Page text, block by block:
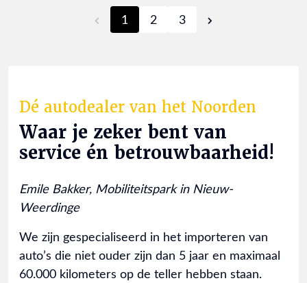
1 2 3
Dé autodealer van het Noorden
Waar je zeker bent van
service én betrouwbaarheid!
Emile Bakker, Mobiliteitspark in Nieuw-
Weerdinge
We zijn gespecialiseerd in het importeren van
auto’s die niet ouder zijn dan 5 jaar en maximaal
60.000 kilometers op de teller hebben staan.